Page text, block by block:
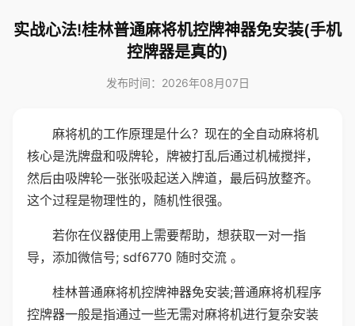
实战心法!桂林普通麻将机控牌神器免安装(手机
控牌器是真的)
发布时间：2026年08月07日
麻将机的工作原理是什么？现在的全自动麻将机
核心是洗牌盘和吸牌轮，牌被打乱后通过机械搅拌，
然后由吸牌轮一张张吸起送入牌道，最后码放整齐。
这个过程是物理性的，随机性很强。
若你在仪器使用上需要帮助，想获取一对一指
导，添加微信号; sdf6770 随时交流 。
桂林普通麻将机控牌神器免安装;普通麻将机程序
控牌器一般是指通过一些无需对麻将机进行复杂安装